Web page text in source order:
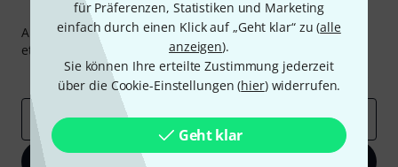
für Präferenzen, Statistiken und Marketing
einfach durch einen Klick auf „Geht klar“ zu (alle
anzeigen).
Sie können Ihre erteilte Zustimmung jederzeit
über die Cookie-Einstellungen (hier) widerrufen.
Geht klar
Thomann Newsletter
Abonniere den Thomann Newsletter und gewinne mit
etwas Glück einen von
50 Gutscheinen
Inspirierende Beiträge
Deals Thomann Insights
E-Mail-Adresse*